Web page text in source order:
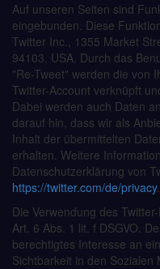
Auf unseren Seiten sind
eingebunden. Diese
Twitter Inc., 1355 Market
94103, USA. Durch das
"Re-Tweet" werden die von
Twitter-Account verknüpft
Dabei werden auch Daten
darauf hin, dass wir als
Inhalt der übermittelten
erhalten. Weitere
Datenschutzerklärung von
https://twitter.com/de/privacy.
Die Verwendung des
Art. 6 Abs. 1 lit. f DSGVO.
berechtigtes Interesse an
Sichtbarkeit in den Sozialen